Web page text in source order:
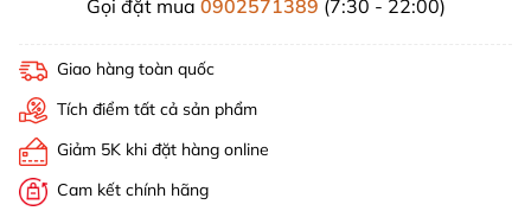
Gọi đặt mua 0902571389 (7:30 - 22:00)
Giao hàng toàn quốc
Tích điểm tất cả sản phẩm
Giảm 5K khi đặt hàng online
Cam kết chính hãng